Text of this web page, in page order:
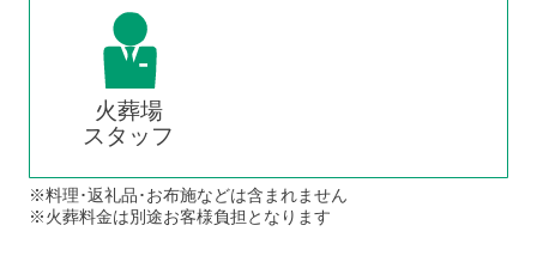
火葬場
スタッフ
※料理･返礼品･お布施などは含まれません
※火葬料金は別途お客様負担となります